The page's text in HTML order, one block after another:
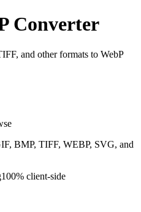
Converter
and other formats to WebP
BMP, TIFF, WEBP, SVG, and
100% client-side